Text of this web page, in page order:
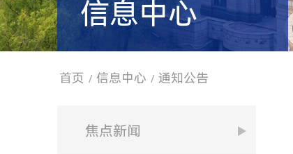
信息中心
首页 / 信息中心 / 通知公告
焦点新闻